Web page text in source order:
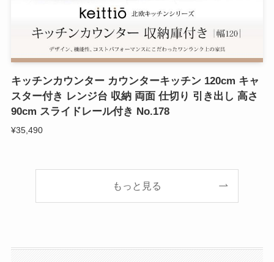
キッチンカウンター カウンターキッチン 120cm キャ
スター付き レンジ台 収納 両面 仕切り 引き出し 高さ
90cm スライドレール付き No.178
¥35,490
もっと見る